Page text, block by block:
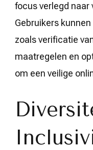
focus verlegd naar
Gebruikers
zoals verificatie
maatregelen en
om een veilige